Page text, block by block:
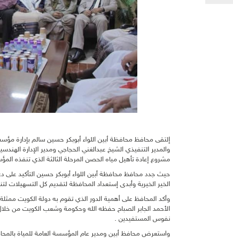
إلتقى محافظ محافظة أبين اللواء أبوبكر حسين سالم بإدارة
والمدير التنفيذي الشيخ عبدالغني الحجاجي ومدير الإدارة
مشروع إعادة تأهيل مياه الحصن المرحلة الثالثة الذي تنفذه
حيث جدد محافظ محافظة أبين اللواء أبوبكر حسين التأكيد على
الخير الخيرية وأبدى إستعداد المحافظة لتقديم كل
وأكد المحافظ على أهمية الدور الذي تقوم به دولة الكويت ممثلة
الأحمد الجابر الصباح حفظه الله وحكومة وشعب الكويت من خلال
نفوس المستفيدين .
واستعرض محافظ أبين ومدير عام المؤسسة العامة للمياة